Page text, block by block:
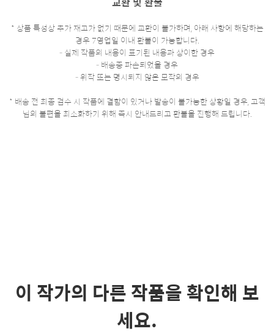
* 상품 특성상 추가 재고가 없기 때문에 교환이 불가하며, 아래 사항에 해당하는
경우 7영업일 이내 환불이 가능합니다.
- 실제 작품의 내용이 표기된 내용과 상이한 경우
- 배송중 파손되었을 경우
- 위작 또는 명시되지 않은 모작의 경우
* 배송 전 최종 검수 시 작품에 결함이 있거나 발송이 불가능한 상황일 경우, 고객
님의 불편을 최소화하기 위해 즉시 안내드리고 환불을 진행해 드립니다.
이 작가의 다른 작품을 확인해 보
세요.